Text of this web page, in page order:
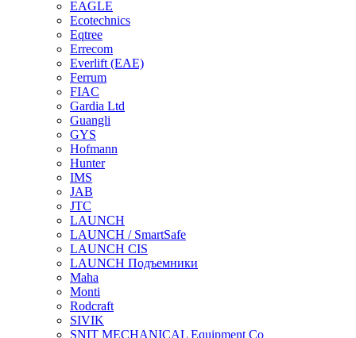
EAGLE
Ecotechnics
Eqtree
Errecom
Everlift (EAE)
Ferrum
FIAC
Gardia Ltd
Guangli
GYS
Hofmann
Hunter
IMS
JAB
JTC
LAUNCH
LAUNCH / SmartSafe
LAUNCH CIS
LAUNCH Подъемники
Maha
Monti
Rodcraft
SIVIK
SNIT MECHANICAL Equipment Co